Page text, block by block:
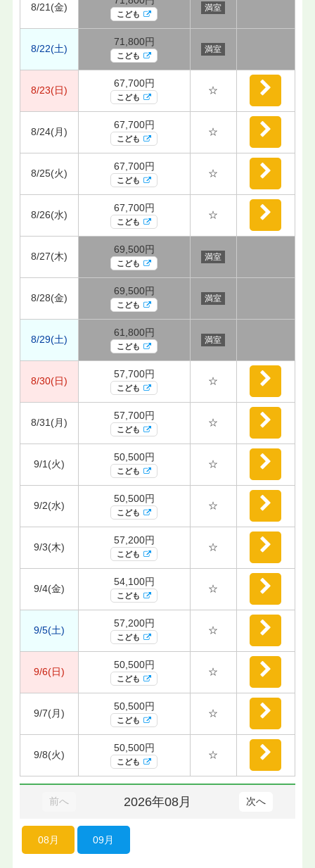
8/21(金)
こども
満室
8/22(土)
71,800円
こども
満室
8/23(日)
67,700円
こども
☆
8/24(月)
67,700円
こども
☆
8/25(火)
67,700円
こども
☆
8/26(水)
67,700円
こども
☆
8/27(木)
69,500円
こども
満室
8/28(金)
69,500円
こども
満室
8/29(土)
61,800円
こども
満室
8/30(日)
57,700円
こども
☆
8/31(月)
57,700円
こども
☆
9/1(火)
50,500円
こども
☆
9/2(水)
50,500円
こども
☆
9/3(木)
57,200円
こども
☆
9/4(金)
54,100円
こども
☆
9/5(土)
57,200円
こども
☆
9/6(日)
50,500円
こども
☆
9/7(月)
50,500円
こども
☆
9/8(火)
50,500円
こども
☆
前へ 2026年08月 次へ
08月 09月